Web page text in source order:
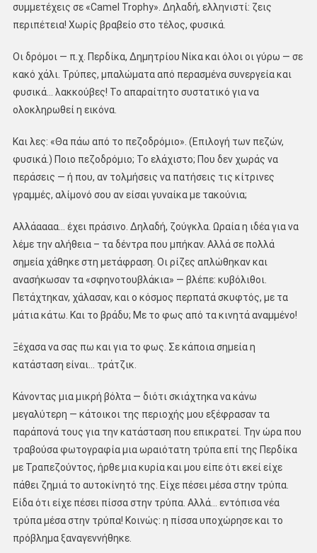
συμμετέχεις σε «Camel Trophy». Δηλαδή, ελληνιστί: ζεις
περιπέτεια! Χωρίς βραβείο στο τέλος, φυσικά.
Οι δρόμοι — π.χ. Περδίκα, Δημητρίου Νίκα και όλοι οι γύρω — σε
κακό χάλι. Τρύπες, μπαλώματα από περασμένα συνεργεία και
φυσικά… λακκούβες! Το απαραίτητο συστατικό για να
ολοκληρωθεί η εικόνα.
Και λες: «Θα πάω από το πεζοδρόμιο». (Επιλογή των πεζών,
φυσικά.) Ποιο πεζοδρόμιο; Το ελάχιστο; Που δεν χωράς να
περάσεις — ή που, αν τολμήσεις να πατήσεις τις κίτρινες
γραμμές, αλίμονό σου αν είσαι γυναίκα με τακούνια;
Αλλάαααα… έχει πράσινο. Δηλαδή, ζούγκλα. Ωραία η ιδέα για να
λέμε την αλήθεια – τα δέντρα που μπήκαν. Αλλά σε πολλά
σημεία χάθηκε στη μετάφραση. Οι ρίζες απλώθηκαν και
ανασήκωσαν τα «σφηνοτουβλάκια» — βλέπε: κυβόλιθοι.
Πετάχτηκαν, χάλασαν, και ο κόσμος περπατά σκυφτός, με τα
μάτια κάτω. Και το βράδυ; Με το φως από τα κινητά αναμμένο!
Ξέχασα να σας πω και για το φως. Σε κάποια σημεία η
κατάσταση είναι… τράτζικ.
Κάνοντας μια μικρή βόλτα — διότι σκιάχτηκα να κάνω
μεγαλύτερη — κάτοικοι της περιοχής μου εξέφρασαν τα
παράπονά τους για την κατάσταση που επικρατεί. Την ώρα που
τραβούσα φωτογραφία μια ωραιότατη τρύπα επί της Περδίκα
με Τραπεζούντος, ήρθε μια κυρία και μου είπε ότι εκεί είχε
πάθει ζημιά το αυτοκίνητό της. Είχε πέσει μέσα στην τρύπα.
Είδα ότι είχε πέσει πίσσα στην τρύπα. Αλλά… εντόπισα νέα
τρύπα μέσα στην τρύπα! Κοινώς: η πίσσα υποχώρησε και το
πρόβλημα ξαναγεννήθηκε.